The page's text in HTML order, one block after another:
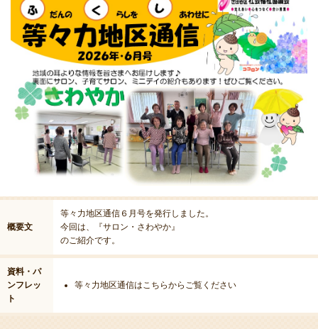
概要文
等々力地区通信６月号を発行しました。
今回は、『サロン・さわやか』
のご紹介です。
資料・パ
ンフレッ
ト
等々力地区通信はこちらからご覧ください